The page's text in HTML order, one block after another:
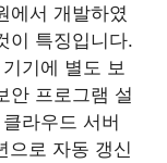
에서 개발하였
이 특징입니다.
기에 별도 보
안 프로그램 설
라우드 서버
으로 자동 갱신